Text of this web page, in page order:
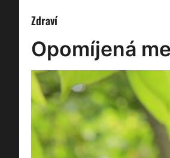
Zdraví
Opomíjená